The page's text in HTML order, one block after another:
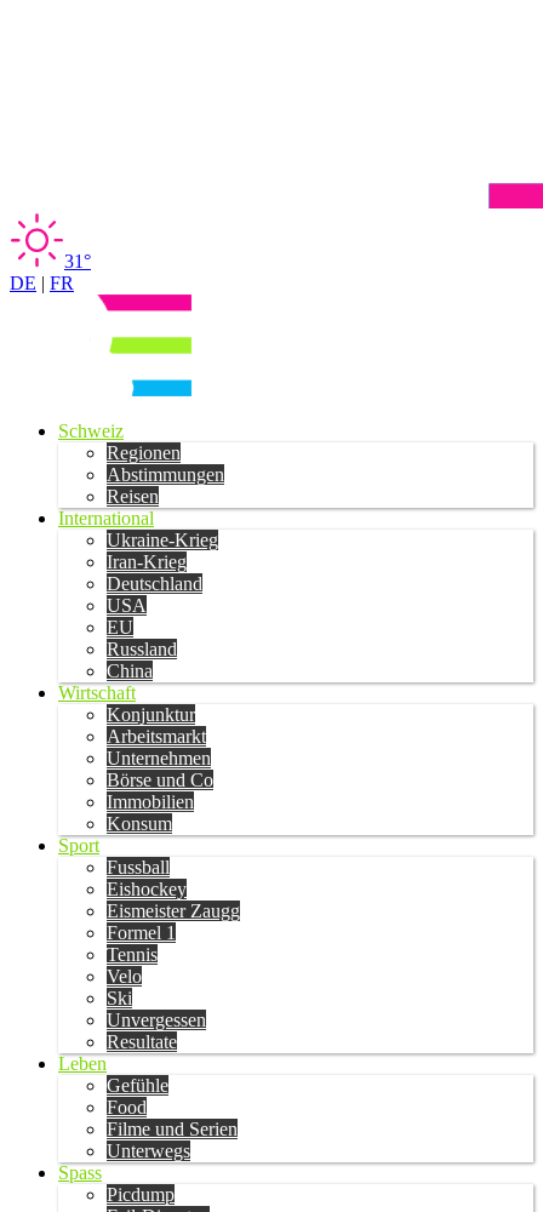
31°
DE | FR
Schweiz
Regionen
Abstimmungen
Reisen
International
Ukraine-Krieg
Iran-Krieg
Deutschland
USA
EU
Russland
China
Wirtschaft
Konjunktur
Arbeitsmarkt
Unternehmen
Börse und Co
Immobilien
Konsum
Sport
Fussball
Eishockey
Eismeister Zaugg
Formel 1
Tennis
Velo
Ski
Unvergessen
Resultate
Leben
Gefühle
Food
Filme und Serien
Unterwegs
Spass
Picdump